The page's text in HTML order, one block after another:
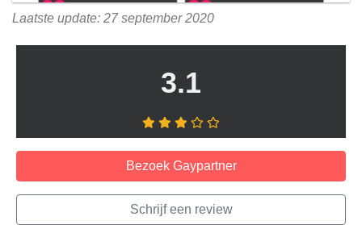
Laatste update: 27 september 2020
3.1
Bezoek Gaypartner
Schrijf een review